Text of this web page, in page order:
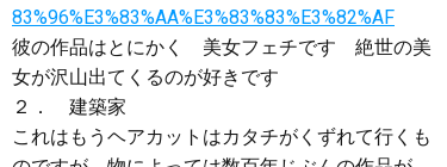
83%96%E3%83%AA%E3%83%83%E3%82%AF
彼の作品はとにかく 美女フェチです 絶世の美
女が沢山出てくるのが好きです
２． 建築家
これはもうヘアカットはカタチがくずれて行くも